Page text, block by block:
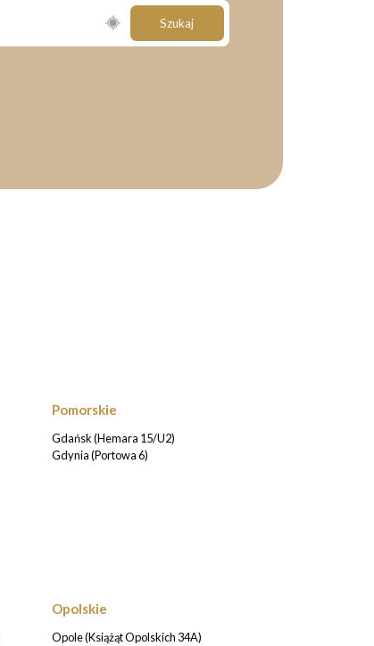
Szukaj
Pomorskie
Gdańsk (Hemara 15/U2)
Gdynia (Portowa 6)
Opolskie
Opole (Książąt Opolskich 34A)